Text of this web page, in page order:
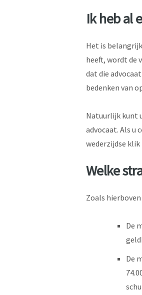
Ik heb al
Het is
heeft, wordt de
dat die
bedenken van
Natuurlijk kunt
advocaat. Als u
wederzijdse klik
Welke
Zoals
De
De